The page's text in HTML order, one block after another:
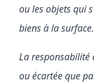
ou les objets qui
biens à la surface.
La responsabilité
ou écartée que